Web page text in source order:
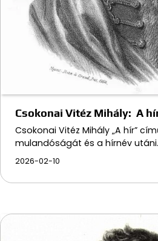
Csokonai Vitéz Mihály: A
Csokonai Vitéz Mihály „A hír”
mulandóságát és a hírnév
2026-02-10